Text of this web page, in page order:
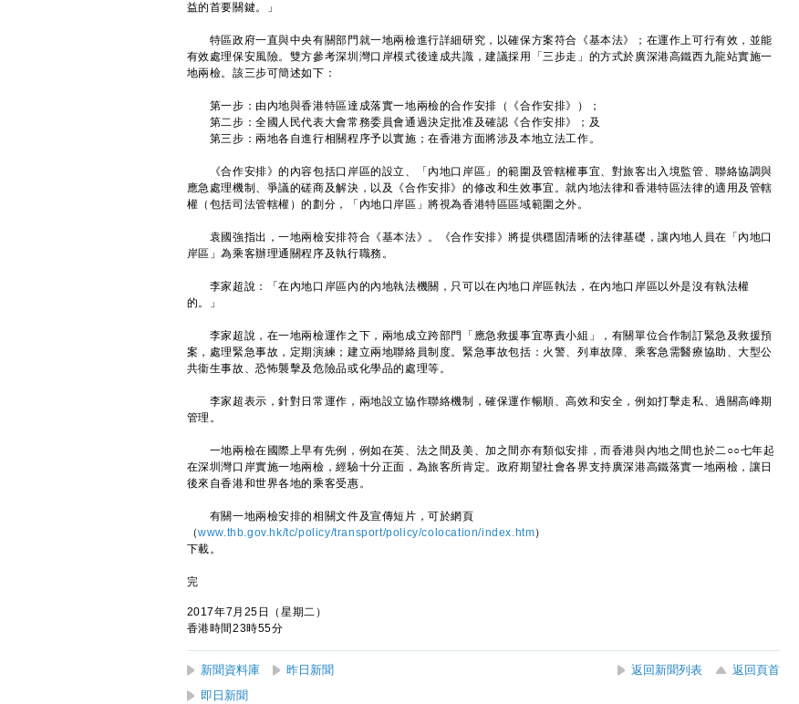
益的首要關鍵。」
特區政府一直與中央有關部門就一地兩檢進行詳細研究，以確保方案符合《基本法》；在運作上可行有效，並能
有效處理保安風險。雙方參考深圳灣口岸模式後達成共識，建議採用「三步走」的方式於廣深港高鐵西九龍站實施一
地兩檢。該三步可簡述如下：
第一步：由內地與香港特區達成落實一地兩檢的合作安排（《合作安排》）；
第二步：全國人民代表大會常務委員會通過決定批准及確認《合作安排》；及
第三步：兩地各自進行相關程序予以實施；在香港方面將涉及本地立法工作。
《合作安排》的內容包括口岸區的設立、「內地口岸區」的範圍及管轄權事宜、對旅客出入境監管、聯絡協調與
應急處理機制、爭議的磋商及解決，以及《合作安排》的修改和生效事宜。就內地法律和香港特區法律的適用及管轄
權（包括司法管轄權）的劃分，「內地口岸區」將視為香港特區區域範圍之外。
袁國強指出，一地兩檢安排符合《基本法》。《合作安排》將提供穩固清晰的法律基礎，讓內地人員在「內地口
岸區」為乘客辦理通關程序及執行職務。
李家超說：「在內地口岸區內的內地執法機關，只可以在內地口岸區執法，在內地口岸區以外是沒有執法權
的。」
李家超說，在一地兩檢運作之下，兩地成立跨部門「應急救援事宜專責小組」，有關單位合作制訂緊急及救援預
案，處理緊急事故，定期演練；建立兩地聯絡員制度。緊急事故包括：火警、列車故障、乘客急需醫療協助、大型公
共衞生事故、恐怖襲擊及危險品或化學品的處理等。
李家超表示，針對日常運作，兩地設立協作聯絡機制，確保運作暢順、高效和安全，例如打擊走私、過關高峰期
管理。
一地兩檢在國際上早有先例，例如在英、法之間及美、加之間亦有類似安排，而香港與內地之間也於二○○七年起
在深圳灣口岸實施一地兩檢，經驗十分正面，為旅客所肯定。政府期望社會各界支持廣深港高鐵落實一地兩檢，讓日
後來自香港和世界各地的乘客受惠。
有關一地兩檢安排的相關文件及宣傳短片，可於網頁
（www.thb.gov.hk/tc/policy/transport/policy/colocation/index.htm）
下載。
完
2017年7月25日（星期二）
香港時間23時55分
新聞資料庫 昨日新聞 返回新聞列表
返回頁首
即日新聞